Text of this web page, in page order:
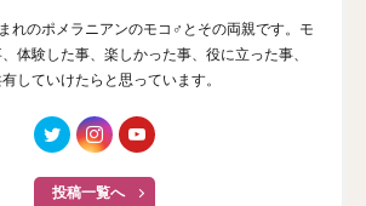
れのポメラニアンのモコ♂とその両親です。モ
体験した事、楽しかった事、役に立った事、
していけたらと思っています。
投稿一覧へ